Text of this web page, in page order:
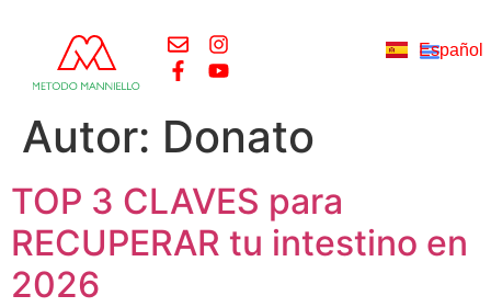
Español
English
Autor: Donato
TOP 3 CLAVES para
RECUPERAR tu intestino en
2026